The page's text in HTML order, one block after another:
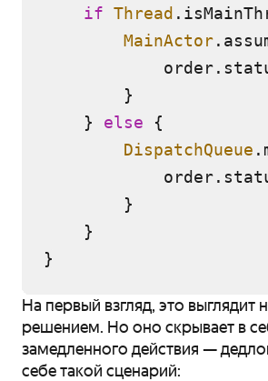
if Thread
MainActor
        }
    }
else {
DispatchQueue
        }
    }
На первый взгляд, это выглядит
решением. Но оно скрывает в
замедленного действия —
себе такой сценарий: